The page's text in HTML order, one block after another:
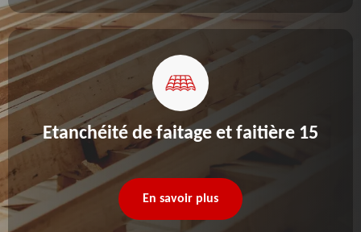
Etanchéité de faitage et faitière 15
En savoir plus